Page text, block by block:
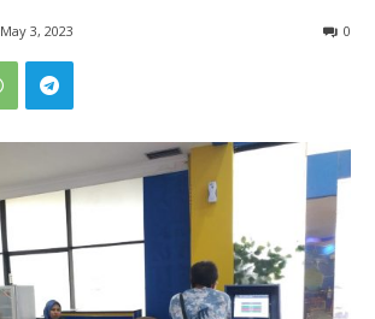
May 3, 2023 0